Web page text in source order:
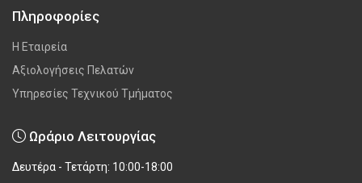
Πληροφορίες
Η Εταιρεία
Αξιολογήσεις Πελατών
Υπηρεσίες Τεχνικού Τμήματος
Ωράριο Λειτουργίας
Δευτέρα - Τετάρτη: 10:00-18:00